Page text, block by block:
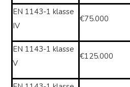
EN 1143-1 klasse
IV
€75.000
EN 1143-1 klasse
V
€125.000